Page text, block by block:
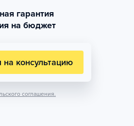
гарантия
на бюджет
на консультацию
соглашения.